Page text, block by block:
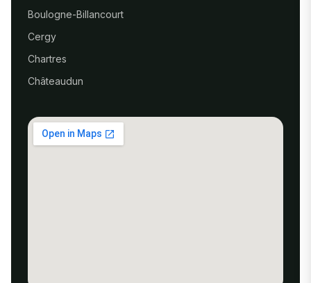
Boulogne-Billancourt
Cergy
Chartres
Châteaudun